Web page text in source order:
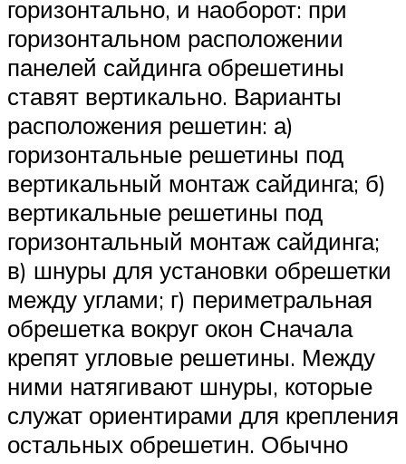
горизонтально, и наоборот: при
горизонтальном расположении
панелей сайдинга обрешетины
ставят вертикально. Варианты
расположения решетин: а)
горизонтальные решетины под
вертикальный монтаж сайдинга; б)
вертикальные решетины под
горизонтальный монтаж сайдинга;
в) шнуры для установки обрешетки
между углами; г) периметральная
обрешетка вокруг окон Сначала
крепят угловые решетины. Между
ними натягивают шнуры, которые
служат ориентирами для крепления
остальных обрешетин. Обычно